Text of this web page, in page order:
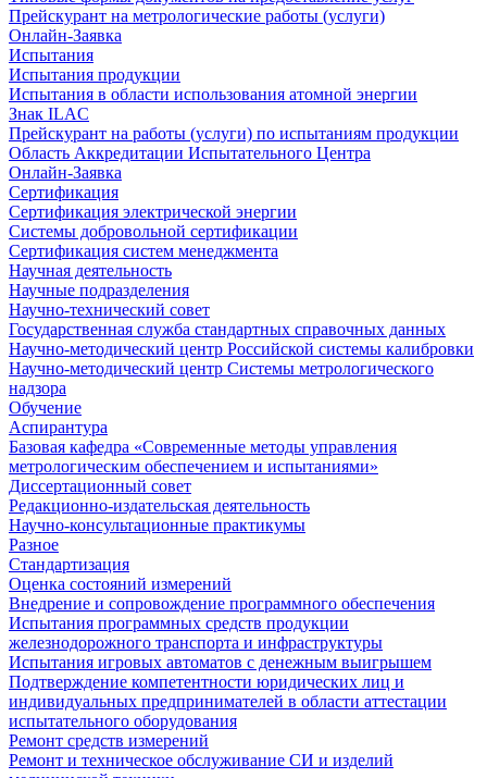
Прейскурант на метрологические работы (услуги)
Онлайн-Заявка
Испытания
Испытания продукции
Испытания в области использования атомной энергии
Знак ILAC
Прейскурант на работы (услуги) по испытаниям продукции
Область Аккредитации Испытательного Центра
Онлайн-Заявка
Сертификация
Сертификация электрической энергии
Системы добровольной сертификации
Сертификация систем менеджмента
Научная деятельность
Научные подразделения
Научно-технический совет
Государственная служба стандартных справочных данных
Научно-методический центр Российской системы калибровки
Научно-методический центр Системы метрологического
надзора
Обучение
Аспирантура
Базовая кафедра «Современные методы управления
метрологическим обеспечением и испытаниями»
Диссертационный совет
Редакционно-издательская деятельность
Научно-консультационные практикумы
Разное
Стандартизация
Оценка состояний измерений
Внедрение и сопровождение программного обеспечения
Испытания программных средств продукции
железнодорожного транспорта и инфраструктуры
Испытания игровых автоматов с денежным выигрышем
Подтверждение компетентности юридических лиц и
индивидуальных предпринимателей в области аттестации
испытательного оборудования
Ремонт средств измерений
Ремонт и техническое обслуживание СИ и изделий